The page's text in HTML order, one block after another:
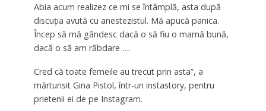
Abia acum realizez ce mi se întâmplă, asta după
discuția avută cu anestezistul. Mă apucă panica.
Încep să mă gândesc dacă o să fiu o mamă bună,
dacă o să am răbdare ….
Cred că toate femeile au trecut prin asta”, a
mărturisit Gina Pistol, într-un instastory, pentru
prietenii ei de pe Instagram.